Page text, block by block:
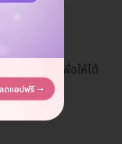
ที่สุด?
ำของแพทย์เพื่อให้ได้